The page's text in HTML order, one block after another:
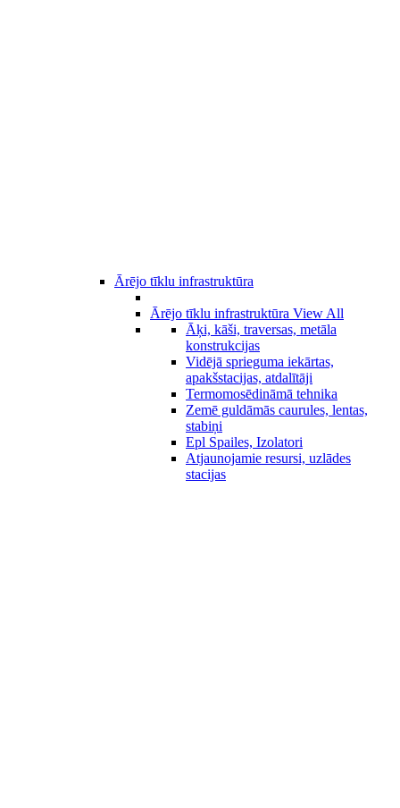
Ārējo tīklu infrastruktūra
Ārējo tīklu infrastruktūra View All
Āķi, kāši, traversas, metāla
konstrukcijas
Vidējā sprieguma iekārtas,
apakšstacijas, atdalītāji
Termomosēdināmā tehnika
Zemē guldāmās caurules, lentas,
stabiņi
Epl Spailes, Izolatori
Atjaunojamie resursi, uzlādes
stacijas